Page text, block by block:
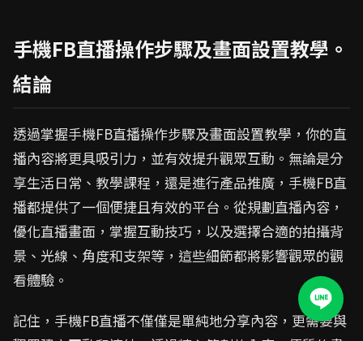
手機FB直播操作步驟及畫面設置教學。
結論
透過掌握手機FB直播操作步驟及畫面設置教學，你的直
播內容將更具吸引力，並有效提升觀眾互動。無論是分
享生活日常、教學課程，還是進行產品推廣，手機FB直
播都提供了一個便捷且有效的平台。從規劃直播內容，
優化直播畫面，掌握互動技巧，以及選擇合適的拍攝背
景、光線、角度和支架等，這些細節都將影響觀眾的觀
看體驗。
記住，手機FB直播不僅僅是單純地分享內容，更需要與